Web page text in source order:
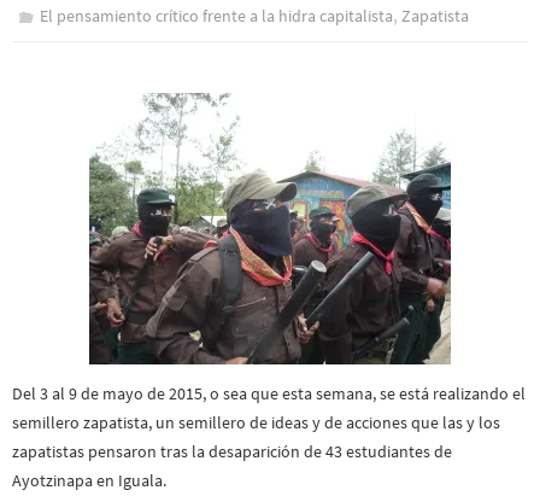
El pensamiento crítico frente a la hidra capitalista, Zapatista
Del 3 al 9 de mayo de 2015, o sea que esta semana, se está realizando el
semillero zapatista, un semillero de ideas y de acciones que las y los
zapatistas pensaron tras la desaparición de 43 estudiantes de
Ayotzinapa en Iguala.